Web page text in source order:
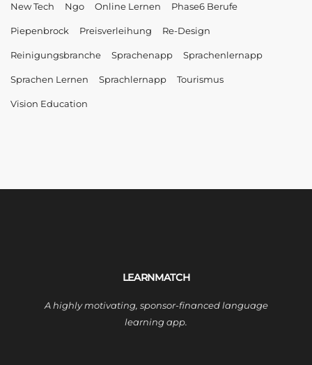
New Tech Ngo Online Lernen Phase6 Berufe
Piepenbrock Preisverleihung Re-Design
Reinigungsbranche Sprachenapp Sprachenlernapp
Sprachen Lernen Sprachlernapp Tourismus
Vision Education
LEARNMATCH
A highly motivating, sponsor-financed language
learning app.